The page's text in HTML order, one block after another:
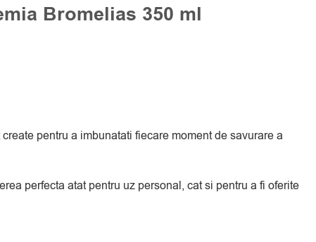
Bromelias 350 ml
pentru a imbunatati fiecare moment de savurare a
perfecta atat pentru uz personal, cat si pentru a fi oferite